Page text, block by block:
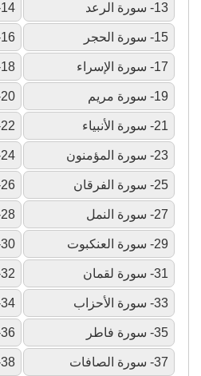
13- سورة الرعد 14- سورة إبراهيم
15- سورة الحجر 16- سورة النحل
17- سورة الإسراء 18- سورة الكهف
19- سورة مريم 20- سورة طه
21- سورة الأنبياء 22- سورة الحج
23- سورة المؤمنون 24- سورة النور
25- سورة الفرقان 26- سورة الشعراء
27- سورة النمل 28- سورة القصص
29- سورة العنكبوت 30- سورة الروم
31- سورة لقمان 32- سورة السجدة
33- سورة الأحزاب 34- سورة سبأ
35- سورة فاطر 36- سورة يس
37- سورة الصافات 38- سورة ص